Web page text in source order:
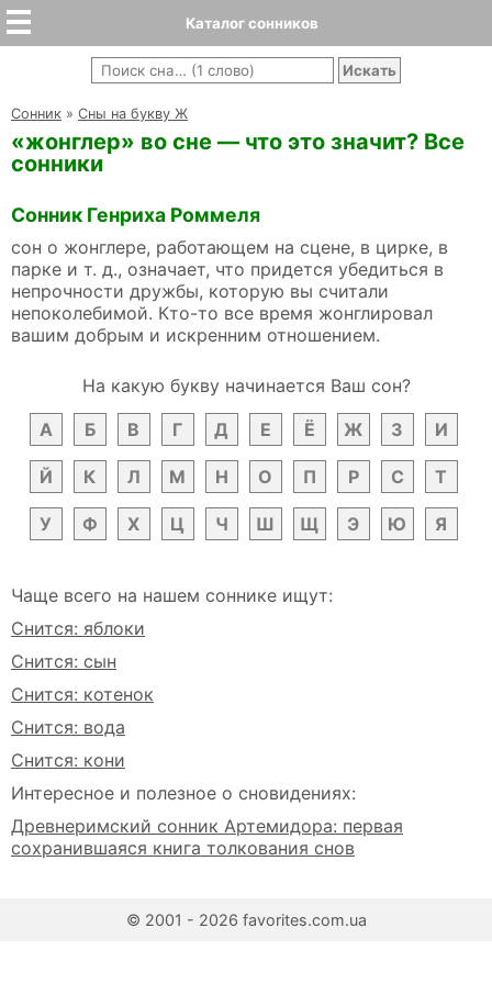
Каталог сонников
Cонник » Сны на букву Ж
«жонглер» во сне — что это значит? Все
сонники
Сонник Генриха Роммеля
сон о жонглере, работающем на сцене, в цирке, в
парке и т. д., означает, что придется убедиться в
непрочности дружбы, которую вы считали
непоколебимой. Кто-то все время жонглировал
вашим добрым и искренним отношением.
На какую букву начинается Ваш сон?
А
Б В Г Д Е Ё Ж З И
Й К Л М Н О П Р С Т
У Ф Х Ц Ч Ш Щ Э Ю Я
Чаще всего на нашем соннике ищут:
Снится: яблоки
Снится: сын
Снится: котенок
Снится: вода
Снится: кони
Интересное и полезное о сновидениях:
Древнеримский сонник Артемидора: первая
сохранившаяся книга толкования снов
© 2001 - 2026 favorites.com.ua